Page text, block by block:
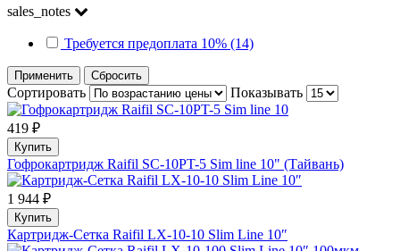
sales_notes
Требуется предоплата 10% (14)
Применить Сбросить
Сортировать Показывать
419 ₽
Купить
Гофрокартридж Raifil SC-10PT-5 Sim line 10" (Тайвань)
1 944 ₽
Купить
Картридж-Сетка Raifil LX-10-10 Slim Line 10″